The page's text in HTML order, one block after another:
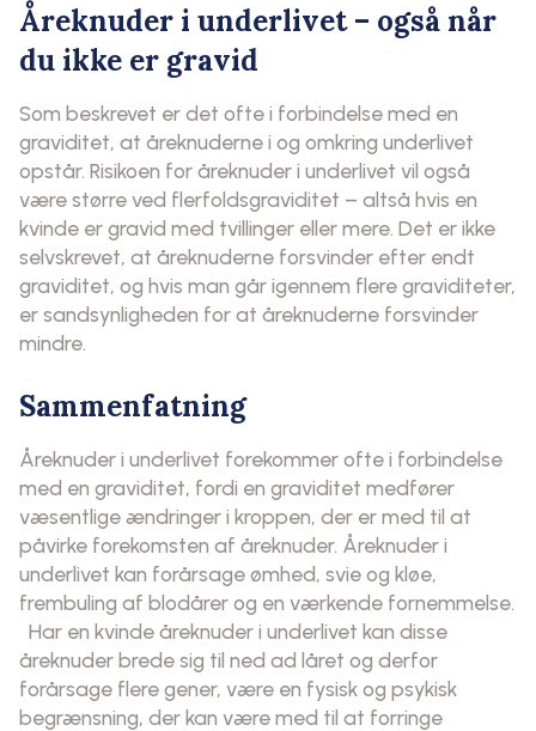
Åreknuder i underlivet – også når
du ikke er gravid
Som beskrevet er det ofte i forbindelse med en
graviditet, at åreknuderne i og omkring underlivet
opstår. Risikoen for åreknuder i underlivet vil også
være større ved flerfoldsgraviditet – altså hvis en
kvinde er gravid med tvillinger eller mere. Det er ikke
selvskrevet, at åreknuderne forsvinder efter endt
graviditet, og hvis man går igennem flere graviditeter,
er sandsynligheden for at åreknuderne forsvinder
mindre.
Sammenfatning
Åreknuder i underlivet forekommer ofte i forbindelse
med en graviditet, fordi en graviditet medfører
væsentlige ændringer i kroppen, der er med til at
påvirke forekomsten af åreknuder. Åreknuder i
underlivet kan forårsage ømhed, svie og kløe,
frembuling af blodårer og en værkende fornemmelse.
Har en kvinde åreknuder i underlivet kan disse
åreknuder brede sig til ned ad låret og derfor
forårsage flere gener, være en fysisk og psykisk
begrænsning, der kan være med til at forringe